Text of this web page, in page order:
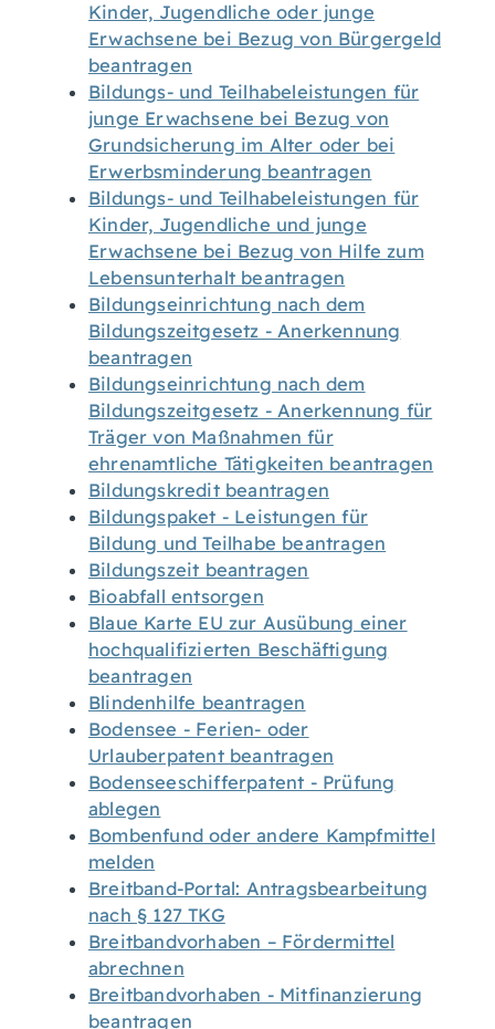
Kinder, Jugendliche oder junge
Erwachsene bei Bezug von Bürgergeld
beantragen
Bildungs- und Teilhabeleistungen für
junge Erwachsene bei Bezug von
Grundsicherung im Alter oder bei
Erwerbsminderung beantragen
Bildungs- und Teilhabeleistungen für
Kinder, Jugendliche und junge
Erwachsene bei Bezug von Hilfe zum
Lebensunterhalt beantragen
Bildungseinrichtung nach dem
Bildungszeitgesetz - Anerkennung
beantragen
Bildungseinrichtung nach dem
Bildungszeitgesetz - Anerkennung für
Träger von Maßnahmen für
ehrenamtliche Tätigkeiten beantragen
Bildungskredit beantragen
Bildungspaket - Leistungen für
Bildung und Teilhabe beantragen
Bildungszeit beantragen
Bioabfall entsorgen
Blaue Karte EU zur Ausübung einer
hochqualifizierten Beschäftigung
beantragen
Blindenhilfe beantragen
Bodensee - Ferien- oder
Urlauberpatent beantragen
Bodenseeschifferpatent - Prüfung
ablegen
Bombenfund oder andere Kampfmittel
melden
Breitband-Portal: Antragsbearbeitung
nach § 127 TKG
Breitbandvorhaben – Fördermittel
abrechnen
Breitbandvorhaben - Mitfinanzierung
beantragen